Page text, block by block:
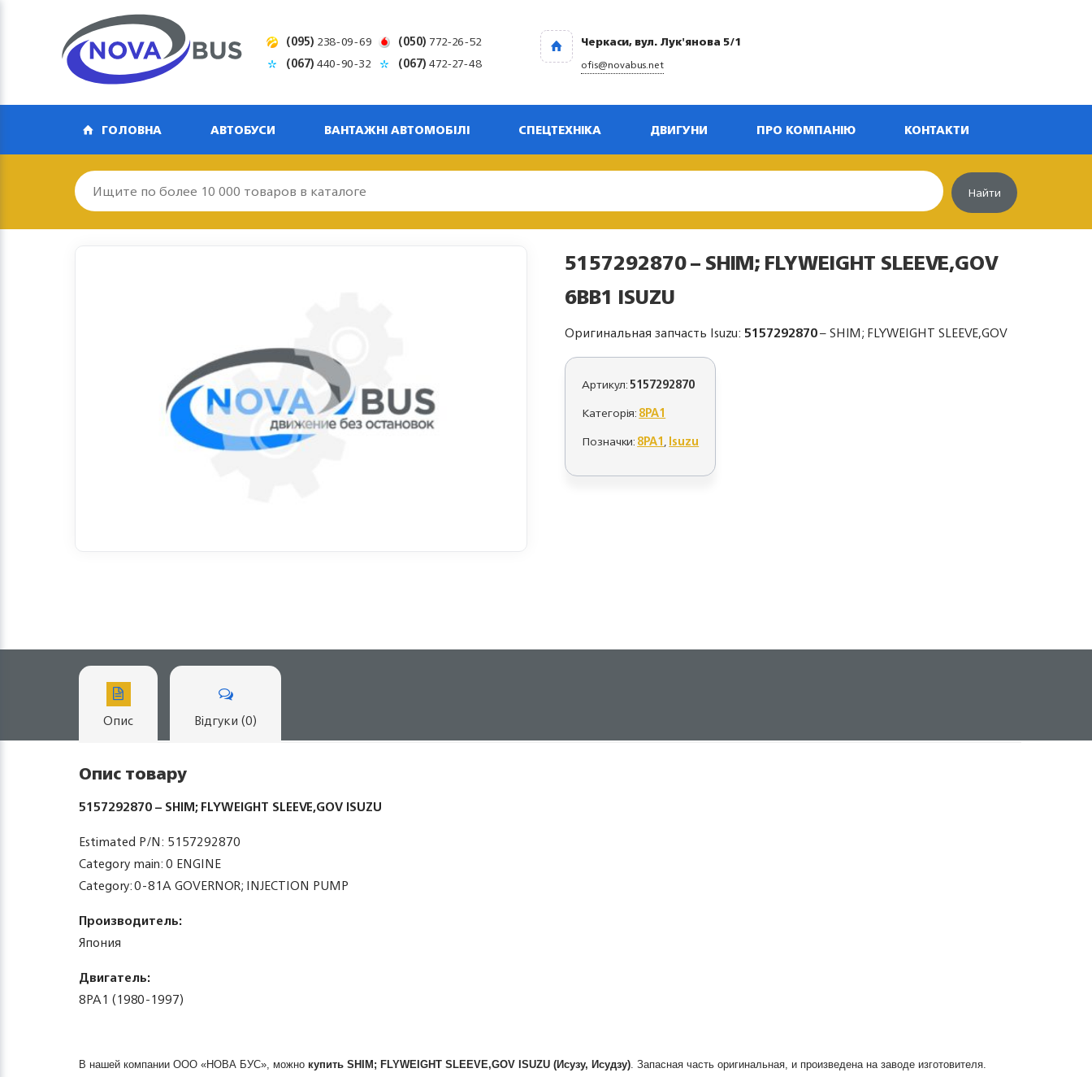
(095) 238-09-69 (050) 772-26-52
(067)440-90-32 (067)472-27-48
Черкаси, вул. Лук'янова 5/1
ofis@novabus.net
ГОЛОВНА АВТОБУСИ ВАНТАЖНІ АВТОМОБІЛІ СПЕЦТЕХНІКА ДВИГУНИ ПРО КОМПАНІЮ КОНТАКТИ
Найти
5157292870 – SHIM; FLYWEIGHT SLEEVE,GOV
6BB1 ISUZU
Оригинальная запчасть Isuzu: 5157292870– SHIM; FLYWEIGHT SLEEVE,GOV
Артикул:5157292870
Категорія:8PA1
Позначки:8PA1,Isuzu
Опис Відгуки (0)
Опис товару
5157292870 – SHIM; FLYWEIGHT SLEEVE,GOV ISUZU
Estimated P/N: 5157292870
Category main: 0 ENGINE
Category: 0-81A GOVERNOR; INJECTION PUMP
Производитель:
Япония
Двигатель:
8PA1 (1980-1997)
В нашей компании ООО «НОВА БУС», можно купить SHIM; FLYWEIGHT SLEEVE,GOV ISUZU (Исузу, Исудзу). Запасная часть оригинальная, и произведена на заводе изготовителя.